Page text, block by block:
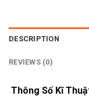
DESCRIPTION
REVIEWS (0)
Thông Số Kĩ